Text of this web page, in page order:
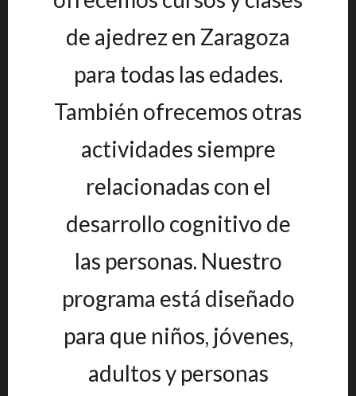
de ajedrez en Zaragoza
para todas las edades.
También ofrecemos otras
actividades siempre
relacionadas con el
desarrollo cognitivo de
las personas. Nuestro
programa está diseñado
para que niños, jóvenes,
adultos y personas